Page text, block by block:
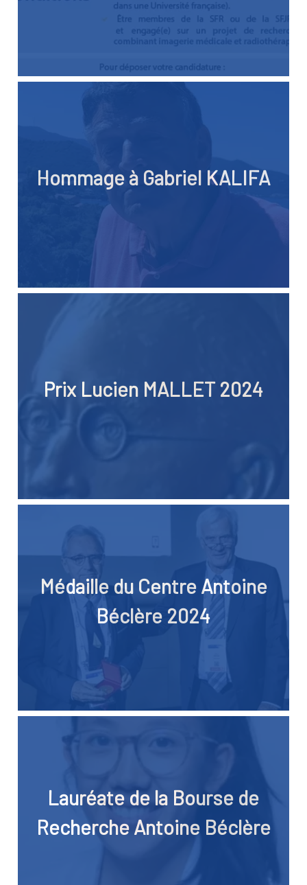
Hommage à Gabriel KALIFA
Prix Lucien MALLET 2024
Médaille du Centre Antoine
Béclère 2024
Lauréate de la Bourse de
Recherche Antoine Béclère